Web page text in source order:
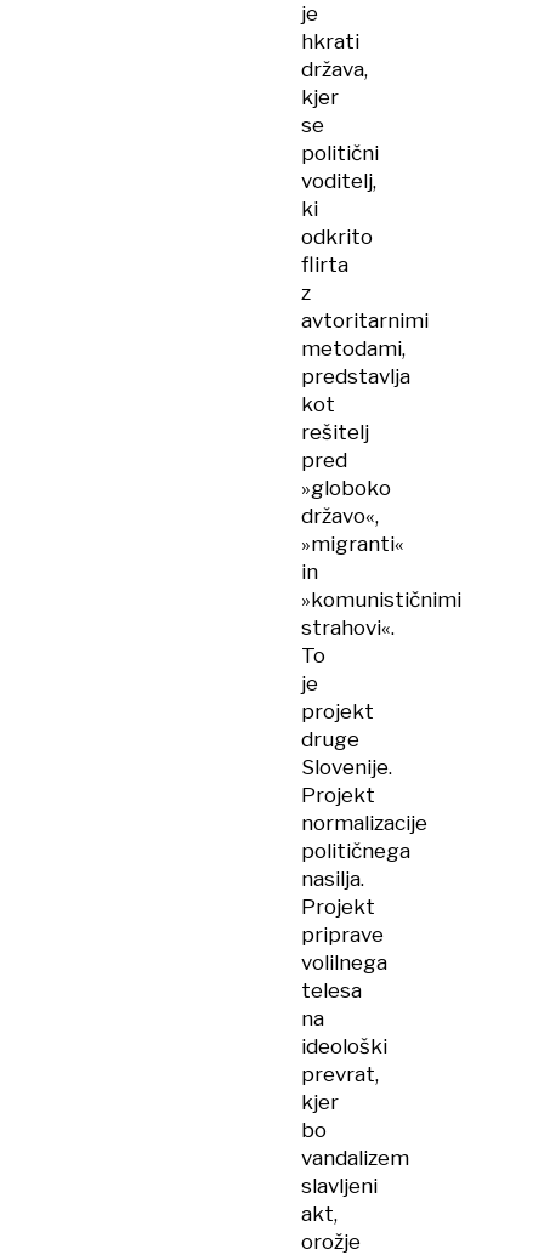
je
hkrati
država,
kjer
se
politični
voditelj,
ki
odkrito
flirta
z
avtoritarnimi
metodami,
predstavlja
kot
rešitelj
pred
»globoko
državo«,
»migranti«
in
»komunističnimi
strahovi«.
To
je
projekt
druge
Slovenije.
Projekt
normalizacije
političnega
nasilja.
Projekt
priprave
volilnega
telesa
na
ideološki
prevrat,
kjer
bo
vandalizem
slavljeni
akt,
orožje